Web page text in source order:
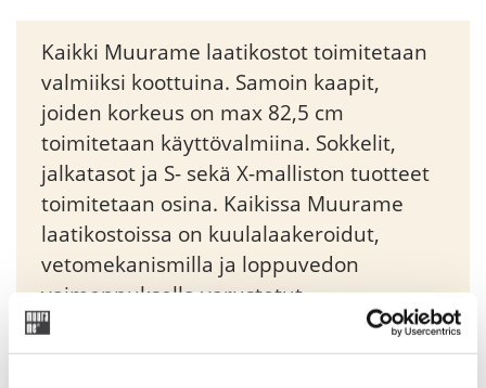
Kaikki Muurame laatikostot toimitetaan
valmiiksi koottuina. Samoin kaapit,
joiden korkeus on max 82,5 cm
toimitetaan käyttövalmiina. Sokkelit,
jalkatasot ja S- sekä X-malliston tuotteet
toimitetaan osina. Kaikissa Muurame
laatikostoissa on kuulalaakeroidut,
vetomekanismilla ja loppuvedon
vaimennuksella varustetut
piiloliukukiskot. Moduli-yksikköjä voidaan
liittää sivusuunnassa toisiinsa tai pinota